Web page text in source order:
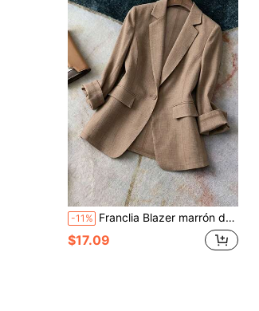
-11% Franclia Blazer marrón de mujer con un solo botón y cintura ceñida, blazer con solapa de muesca nítida y doble costura con bolsillos falsos, verano, top marrón, top de oficina/top social, formal de negocios para mujer, vacaciones, top social para mujer
$17.09